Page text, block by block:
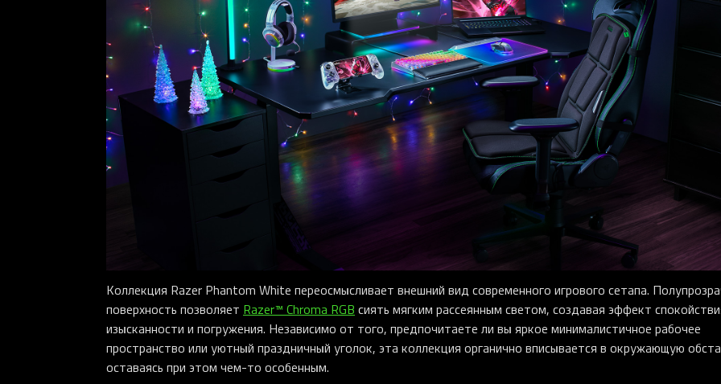
Коллекция Razer Phantom White переосмысливает внешний вид современного игрового сетапа.
поверхность позволяет Razer™ Chroma RGB сиять мягким рассеянным светом, создавая эффект
изысканности и погружения. Независимо от того, предпочитаете ли вы яркое минималистичное рабочее
пространство или уютный праздничный уголок, эта коллекция органично вписывается в окружающую
оставаясь при этом чем-то особенным.